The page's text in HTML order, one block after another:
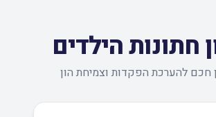
חתונות הילדים
חכם להערכת הפקדות וצמיחת הון